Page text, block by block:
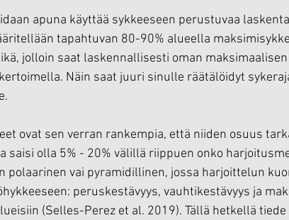
apuna käyttää sykkeeseen perustuvaa
tapahtuvan 80-90% alueella
jolloin saat laskennallisesti oman
Näin saat juuri sinulle räätälöidyt
ovat sen verran rankempia, että niiden osuus
saisi olla 5% - 20% välillä riippuen onko
polaarinen vai pyramidillinen, jossa harjoittelun
peruskestävyys, vauhtikestävyys ja
(Selles-Perez et al. 2019). Tällä hetkellä